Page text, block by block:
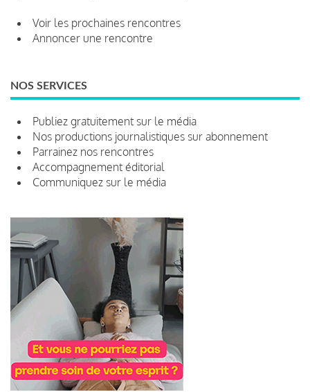
Voir les prochaines rencontres
Annoncer une rencontre
NOS SERVICES
Publiez gratuitement sur le média
Nos productions journalistiques sur abonnement
Parrainez nos rencontres
Accompagnement éditorial
Communiquez sur le média